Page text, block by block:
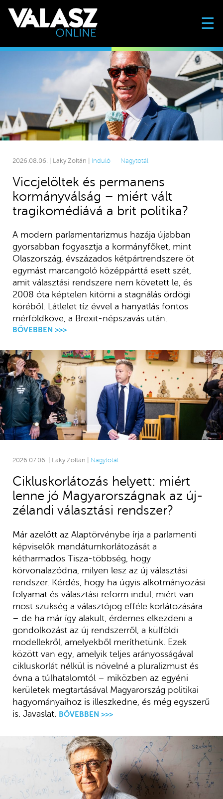
☰
2026.08.06. | Laky Zoltán | Induló Nagytotál
Viccjelöltek és permanens
kormányválság – miért vált
tragikomédiává a brit politika?
A modern parlamentarizmus hazája újabban
gyorsabban fogyasztja a kormányfőket, mint
Olaszország, évszázados kétpártrendszere öt
egymást marcangoló középpárttá esett szét,
amit választási rendszere nem követett le, és
2008 óta képtelen kitörni a stagnálás ördögi
köréből. Látlelet tíz évvel a hanyatlás fontos
mérföldköve, a Brexit-népszavás után.
BŐVEBBEN >>>
2026.07.06. | Laky Zoltán | Nagytotál
Cikluskorlátozás helyett: miért
lenne jó Magyarországnak az új-
zélandi választási rendszer?
Már azelőtt az Alaptörvénybe írja a parlamenti
képviselők mandátumkorlátozását a
kétharmados Tisza-többség, hogy
körvonalazódna, milyen lesz az új választási
rendszer. Kérdés, hogy ha úgyis alkotmányozási
folyamat és választási reform indul, miért van
most szükség a választójog efféle korlátozására
– de ha már így alakult, érdemes elkezdeni a
gondolkozást az új rendszerről, a külföldi
modellekről, amelyekből meríthetünk. Ezek
között van egy, amelyik teljes arányosságával
cikluskorlát nélkül is növelné a pluralizmust és
óvna a túlhatalomtól – miközben az egyéni
kerületek megtartásával Magyarország politikai
hagyományaihoz is illeszkedne, és még egyszerű
is. Javaslat. BŐVEBBEN >>>